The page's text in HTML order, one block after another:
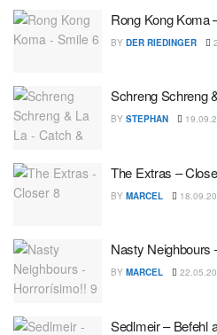
Rong Kong Koma
BY DER RIEDINGER
Schreng Schreng
BY STEPHAN
The Extras –
BY MARCEL
Nasty Neighbours
BY MARCEL
Sedlmeir – Befehl